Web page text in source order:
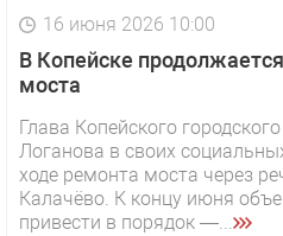
16 июня 2026 10:00
В Копейске
моста
Глава Копейского
Логанова в своих
ходе ремонта моста через
Калачёво. К концу июня
привести в порядок —...